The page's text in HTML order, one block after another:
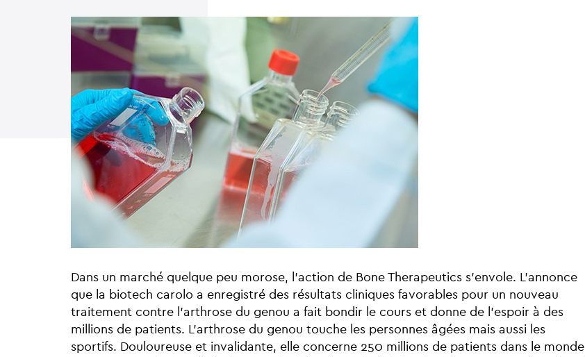
Dans un marché quelque peu morose, l'action de Bone Therapeutics s'envole. L'annonce
que la biotech carolo a enregistré des résultats cliniques favorables pour un nouveau
traitement contre l’arthrose du genou a fait bondir le cours et donne de l'espoir à des
millions de patients. L'arthrose du genou touche les personnes âgées mais aussi les
sportifs. Douloureuse et invalidante, elle concerne 250 millions de patients dans le monde